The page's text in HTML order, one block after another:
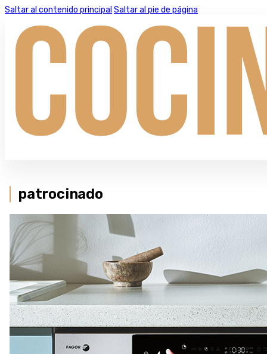
Saltar al contenido principal Saltar al pie de página
patrocinado